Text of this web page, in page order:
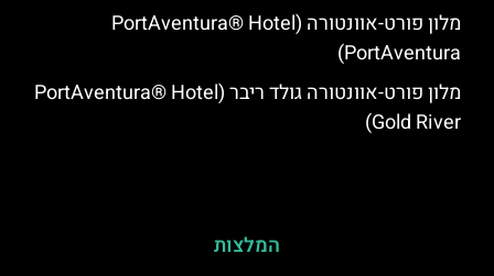
מלון פורט-אוונטורה (PortAventura® Hotel
PortAventura)
מלון פורט-אוונטורה גולד ריבר (PortAventura® Hotel
Gold River)
המלצות